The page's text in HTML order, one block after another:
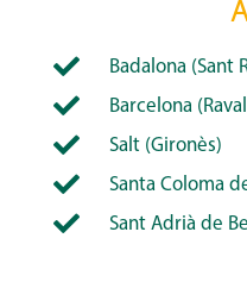
 Badalona (Sant
 Barcelona
 Salt (Gironès)
 Santa Coloma
 Sant Adrià de